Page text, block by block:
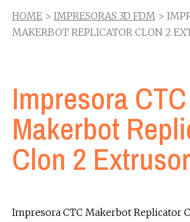
HOME > IMPRESORAS 3D FDM >
MAKERBOT REPLICATOR CLON 2
Impresora CTC
Makerbot
Clon 2
Impresora CTC Makerbot Replicator